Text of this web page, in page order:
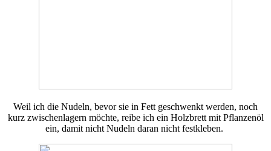
Weil ich die Nudeln, bevor sie in Fett geschwenkt werden, noch
kurz zwischenlagern möchte, reibe ich ein Holzbrett mit Pflanzenöl
ein, damit nicht Nudeln daran nicht festkleben.